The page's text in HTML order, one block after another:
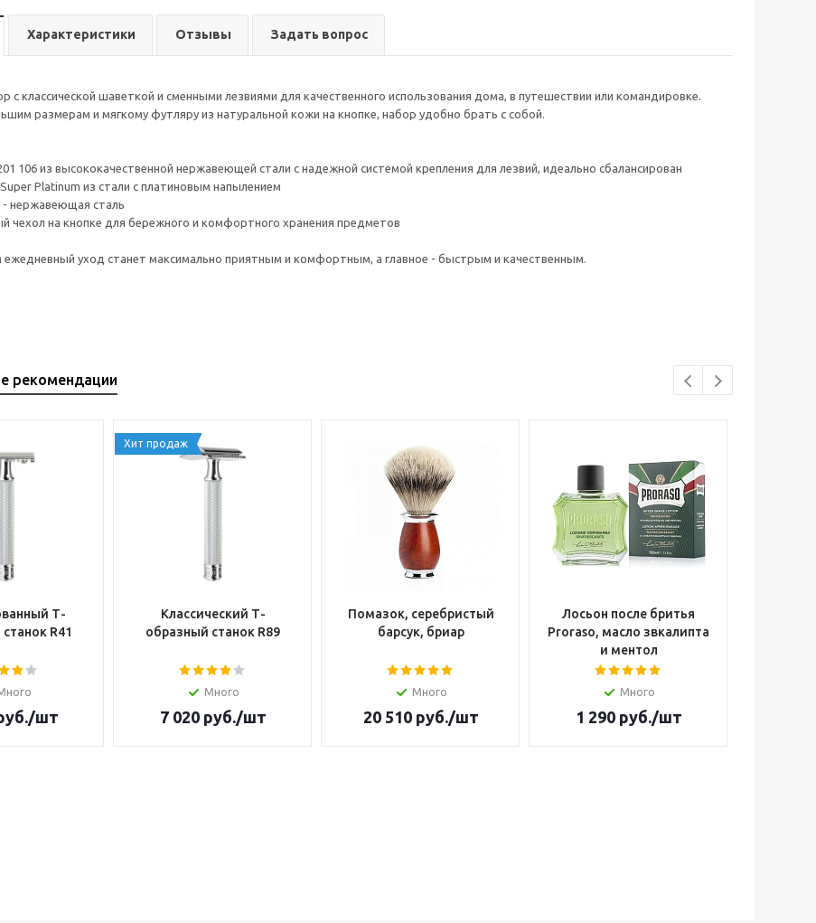
Характеристики Отзывы Задать вопрос
с классической шаветкой и сменными лезвиями для качественного использования дома, в путешествии или командировке.
размерам и мягкому футляру из натуральной кожи на кнопке, набор удобно брать с собой.
106 из высококачественной нержавеющей стали с надежной системой крепления для лезвий, идеально сбалансирован
Platinum из стали с платиновым напылением
- нержавеющая сталь
чехол на кнопке для бережного и комфортного хранения предметов
уход станет максимально приятным и комфортным, а главное - быстрым и качественным.
рекомендации
Т-
R41
/шт
Хит продаж
Классический Т-
образный станок R89
Много
7 020руб./шт
Помазок, серебристый
барсук, бриар
Много
20 510руб./шт
Лосьон после бритья
Proraso, масло звкалипта
и ментол
Много
1 290руб./шт